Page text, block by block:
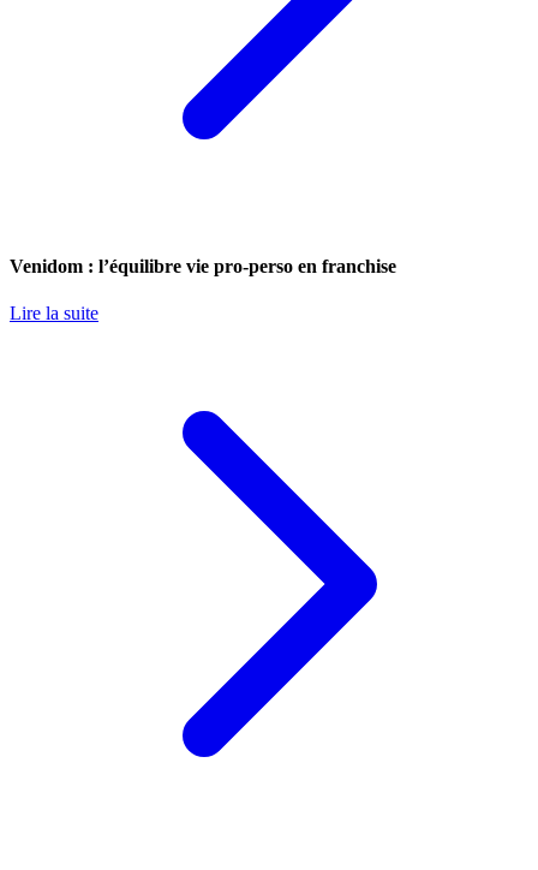
Venidom : l’équilibre vie pro-perso en franchise
Lire la suite